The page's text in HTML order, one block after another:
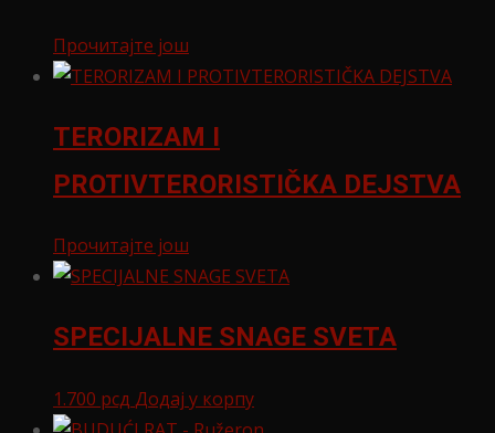
Прочитајте још
TERORIZAM I
PROTIVTERORISTIČKA DEJSTVA
Прочитајте још
SPECIJALNE SNAGE SVETA
1.700 рсд Додај у корпу